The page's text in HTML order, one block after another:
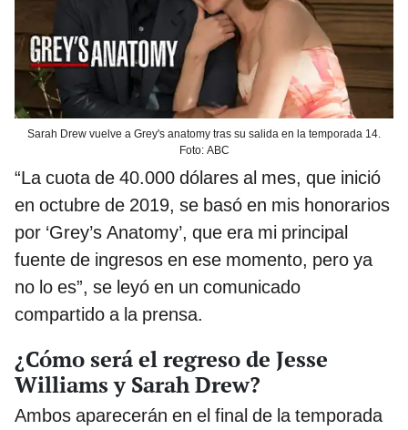
Sarah Drew vuelve a Grey's anatomy tras su salida en la temporada 14.
Foto: ABC
“La cuota de 40.000 dólares al mes, que inició
en octubre de 2019, se basó en mis honorarios
por ‘Grey’s Anatomy’, que era mi principal
fuente de ingresos en ese momento, pero ya
no lo es”, se leyó en un comunicado
compartido a la prensa.
¿Cómo será el regreso de Jesse
Williams y Sarah Drew?
Ambos aparecerán en el final de la temporada